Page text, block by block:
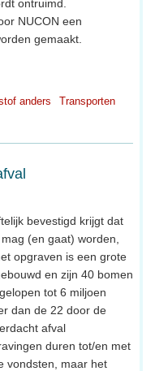
ontruimd.
NUCON een
gemaakt.
anders Transporten
bevestigd krijgt dat
(en gaat) worden,
opgraven is een grote
en zijn 40 bomen
tot 6 miljoen
dan de 22 door de
afval
duren tot/en met
vondsten, maar het